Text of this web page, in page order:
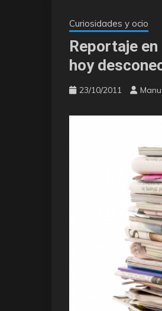
Curiosidades y ocio
Reportaje
hoy
23/10/2011 Manu